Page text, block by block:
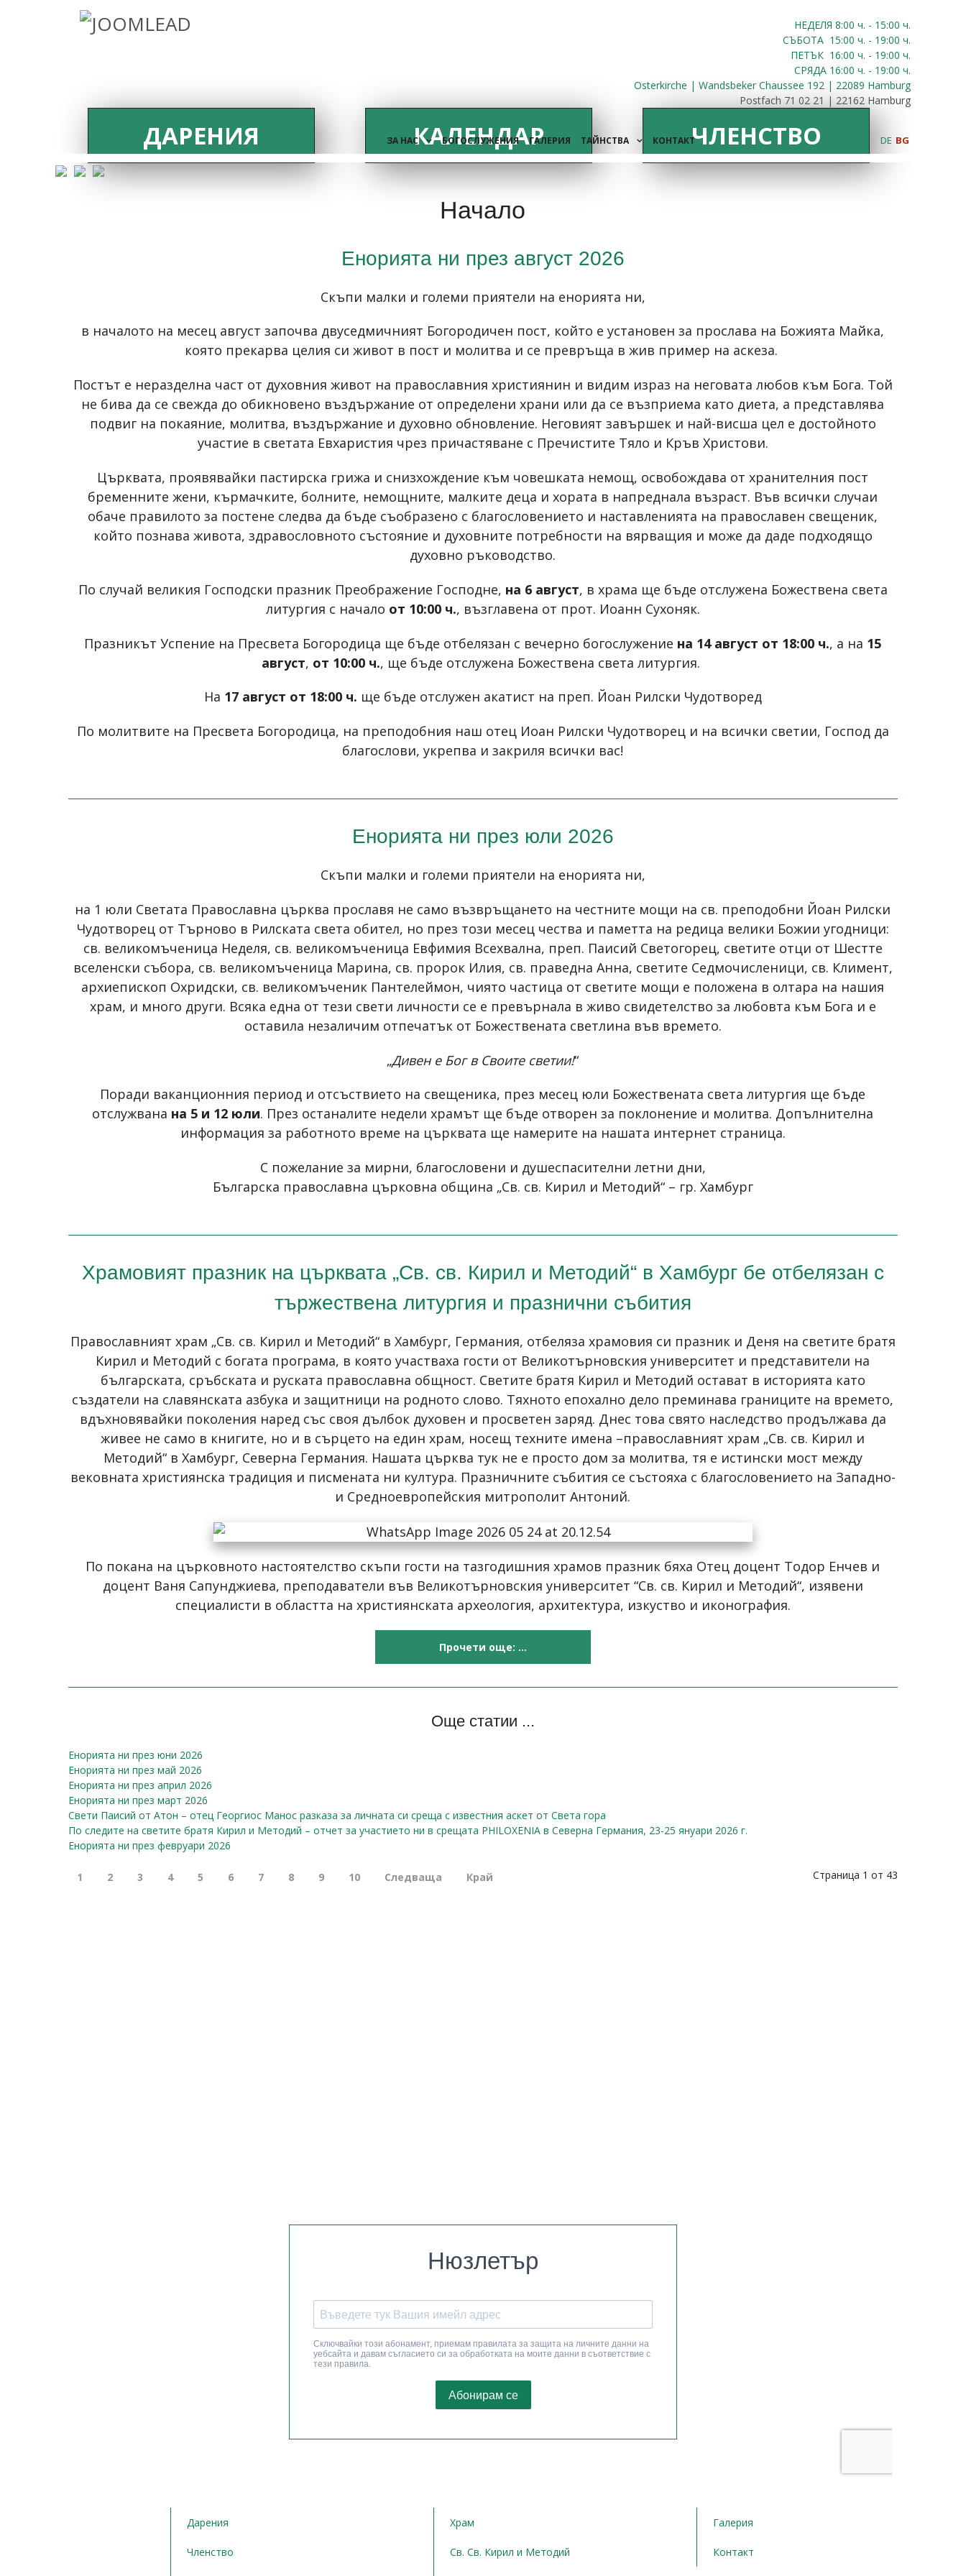
НЕДЕЛЯ 8:00 ч. - 15:00 ч.
СЪБОТА 15:00 ч. - 19:00 ч.
ПЕТЪК 16:00 ч. - 19:00 ч.
СРЯДА 16:00 ч. - 19:00 ч.
Osterkirche | Wandsbeker Chaussee 192 | 22089 Hamburg
Postfach 71 02 21 | 22162 Hamburg
ЗА НАС БОГОСЛУЖЕНИЯ ГАЛЕРИЯ ТАЙНСТВА КОНТАКТ DE BG
ДАРЕНИЯ КАЛЕНДАР ЧЛЕНСТВО
Начало
Енорията ни през август 2026
Скъпи малки и големи приятели на енорията ни,
в началото на месец август започва двуседмичният Богородичен пост, който е установен за прослава на Божията Майка,
която прекарва целия си живот в пост и молитва и се превръща в жив пример на аскеза.
Постът е неразделна част от духовния живот на православния християнин и видим израз на неговата любов към Бога. Той
не бива да се свежда до обикновено въздържание от определени храни или да се възприема като диета, а представлява
подвиг на покаяние, молитва, въздържание и духовно обновление. Неговият завършек и най-висша цел е достойното
участие в светата Евхаристия чрез причастяване с Пречистите Тяло и Кръв Христови.
Църквата, проявявайки пастирска грижа и снизхождение към човешката немощ, освобождава от хранителния пост
бременните жени, кърмачките, болните, немощните, малките деца и хората в напреднала възраст. Във всички случаи
обаче правилото за постене следва да бъде съобразено с благословението и наставленията на православен свещеник,
който познава живота, здравословното състояние и духовните потребности на вярващия и може да даде подходящо
духовно ръководство.
По случай великия Господски празник Преображение Господне, на 6 август, в храма ще бъде отслужена Божествена света
литургия с начало от 10:00 ч., възглавена от прот. Иоанн Сухоняк.
Празникът Успение на Пресвета Богородица ще бъде отбелязан с вечерно богослужение на 14 август от 18:00 ч., а на 15
август, от 10:00 ч., ще бъде отслужена Божествена света литургия.
На 17 август от 18:00 ч. ще бъде отслужен акатист на преп. Йоан Рилски Чудотворед
По молитвите на Пресвета Богородица, на преподобния наш отец Иоан Рилски Чудотворец и на всички светии, Господ да
благослови, укрепва и закриля всички вас!
Енорията ни през юли 2026
Скъпи малки и големи приятели на енорията ни,
на 1 юли Светата Православна църква прославя не само възвръщането на честните мощи на св. преподобни Йоан Рилски
Чудотворец от Търново в Рилската света обител, но през този месец чества и паметта на редица велики Божии угодници:
св. великомъченица Неделя, св. великомъченица Евфимия Всехвална, преп. Паисий Светогорец, светите отци от Шестте
вселенски събора, св. великомъченица Марина, св. пророк Илия, св. праведна Анна, светите Седмочисленици, св. Климент,
архиепископ Охридски, св. великомъченик Пантелеймон, чиято частица от светите мощи е положена в олтара на нашия
храм, и много други. Всяка една от тези свети личности се е превърнала в живо свидетелство за любовта към Бога и е
оставила незаличим отпечатък от Божествената светлина във времето.
„Дивен е Бог в Своите светии!“
Поради ваканционния период и отсъствието на свещеника, през месец юли Божествената света литургия ще бъде
отслужвана на 5 и 12 юли. През останалите недели храмът ще бъде отворен за поклонение и молитва. Допълнителна
информация за работното време на църквата ще намерите на нашата интернет страница.
С пожелание за мирни, благословени и душеспасителни летни дни,
Българска православна църковна община „Св. св. Кирил и Методий“ – гр. Хамбург
Храмовият празник на църквата „Св. св. Кирил и Методий“ в Хамбург бе отбелязан с
тържествена литургия и празнични събития
Православният храм „Св. св. Кирил и Методий“ в Хамбург, Германия, отбеляза храмовия си празник и Деня на светите братя
Кирил и Методий с богата програма, в която участваха гости от Великотърновския университет и представители на
българската, сръбската и руската православна общност. Светите братя Кирил и Методий остават в историята като
създатели на славянската азбука и защитници на родното слово. Тяхното епохално дело преминава границите на времето,
вдъхновявайки поколения наред със своя дълбок духовен и просветен заряд. Днес това свято наследство продължава да
живее не само в книгите, но и в сърцето на един храм, носещ техните имена –православният храм „Св. св. Кирил и
Методий“ в Хамбург, Северна Германия. Нашата църква тук не е просто дом за молитва, тя е истински мост между
вековната християнска традиция и писмената ни култура. Празничните събития се състояха с благословението на Западно-
и Средноевропейския митрополит Антоний.
По покана на църковното настоятелство скъпи гости на тазгодишния храмов празник бяха Отец доцент Тодор Енчев и
доцент Ваня Сапунджиева, преподаватели във Великотърновския университет “Св. св. Кирил и Методий“, изявени
специалисти в областта на християнската археология, архитектура, изкуство и иконография.
Прочети още: ...
Още статии ...
Енорията ни през юни 2026
Енорията ни през май 2026
Енорията ни през април 2026
Енорията ни през март 2026
Свети Паисий от Атон – отец Георгиос Манос разказa за личната си среща с известния аскет от Света гора
По следите на светите братя Кирил и Методий – отчет за участието ни в срещата PHILOXENIA в Северна Германия, 23-25 януари 2026 г.
Енорията ни през февруари 2026
Страница 1 от 43
1 2 3 4 5 6 7 8 9 10 Следваща Край
Дарения
Членство
Храм
Св. Св. Кирил и Методий
Галерия
Контакт